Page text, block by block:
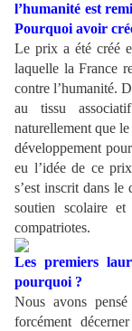
l’humanité est
Pourquoi avoir
Le prix a été créé
laquelle la France
contre l’humanité.
au tissu
naturellement que
développement
eu l’idée de ce
s’est inscrit dans le
soutien scolaire
compatriotes.
Les premiers
pourquoi ?
Nous avons
forcément